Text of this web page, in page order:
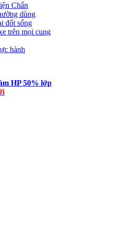
Chẩn
dùng
đốt sống
trên mọi cung
hành
HP 50% lớp